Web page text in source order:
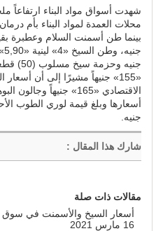
شهدت أسواق مواد البناء
جنيه.
شارك هذا المقال :
مقالات ذات صلة
أسعار السيخ والأسمنت في سوق
16 مارس 2021